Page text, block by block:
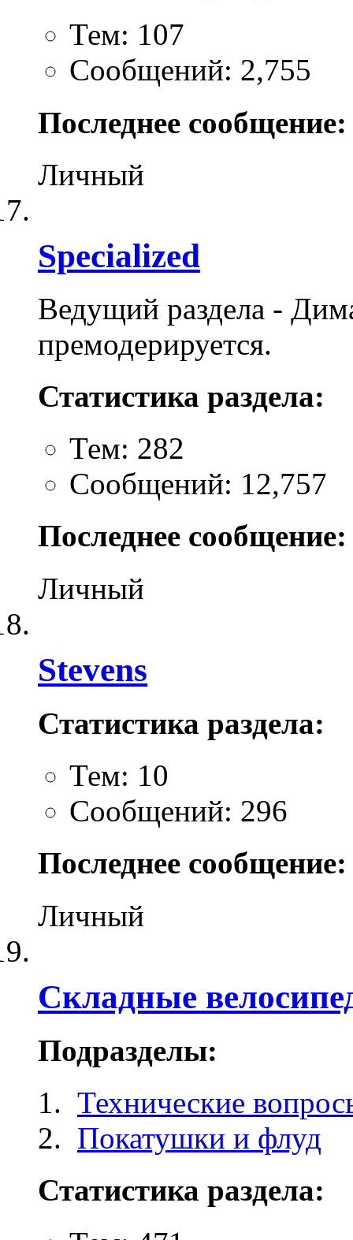
Тем: 107
Сообщений: 2,755
Последнее сообщение:
Личный
Specialized
Ведущий раздела -
премодерируется.
Статистика раздела:
Тем: 282
Сообщений: 12,757
Последнее сообщение:
Личный
Stevens
Статистика раздела:
Тем: 10
Сообщений: 296
Последнее сообщение:
Личный
Складные
Подразделы:
Технические
Покатушки и флуд
Статистика раздела: